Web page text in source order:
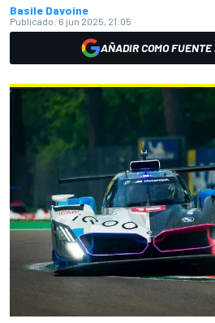
Basile Davoine
Publicado: 6 jun 2025, 21:05
AÑADIR COMO